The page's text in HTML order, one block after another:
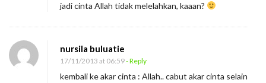
jadi cinta Allah tidak melelahkan, kaaan?
nursila buluatie
17/11/2013 at 06:59- Reply
kembali ke akar cinta : Allah.. cabut akar cinta selain